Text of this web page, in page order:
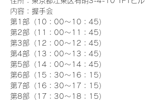
内容：握手会
第1部（10：00～10：45）
第2部（11：00～11：45）
第3部（12：00～12：45）
第4部（13：00～13：45）
第5部（14：00～14：45）
第6部（15：30～16：15）
第7部（16：30～17：15）
第8部（17：30～18：15）